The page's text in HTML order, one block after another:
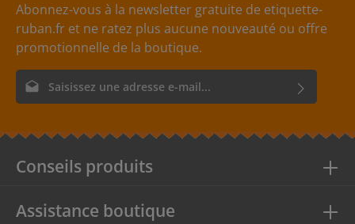
Abonnez-vous à la newsletter gratuite de etiquette-
ruban.fr et ne ratez plus aucune nouveauté ou offre
promotionnelle de la boutique.
Adresse e-mail*
acceptez nos
conditions générales
Conseils produits
Assistance boutique